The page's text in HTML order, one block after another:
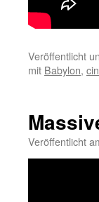
Veröffentlicht
mit Babylon,
Veröffentlicht